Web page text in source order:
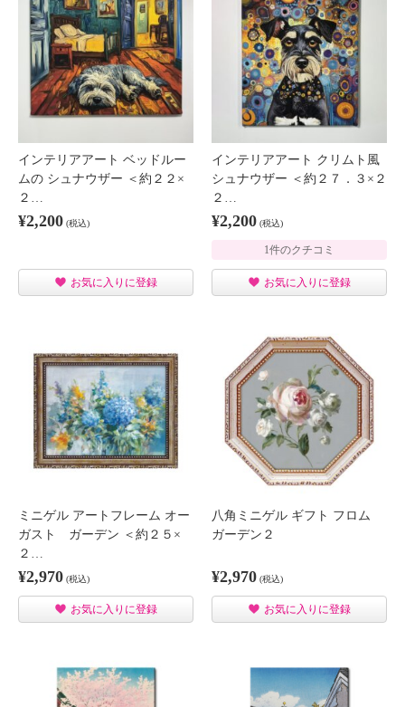
インテリアアート ベッドルー
ムの シュナウザー ＜約２２×
２…
¥2,200 (税込)
お気に入りに登録
インテリアアート クリムト風
シュナウザー ＜約２７．３×２
２…
¥2,200 (税込)
1件のクチコミ
お気に入りに登録
ミニゲル アートフレーム オー
ガスト ガーデン ＜約２５×
２…
¥2,970 (税込)
お気に入りに登録
八角ミニゲル ギフト フロム
ガーデン２
¥2,970 (税込)
お気に入りに登録